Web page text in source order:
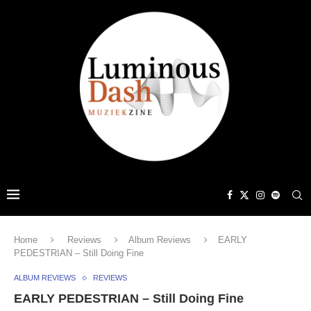
Home Reviews Album Reviews
EARLY
PEDESTRIAN – Still Doing Fine
ALBUM REVIEWS REVIEWS
EARLY PEDESTRIAN – Still Doing Fine